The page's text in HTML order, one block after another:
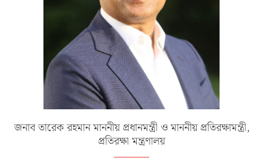
জনাব তারেক রহমান মাননীয় প্রধানমন্ত্রী ও মাননীয় প্রতিরক্ষামন্ত্রী,
প্রতিরক্ষা মন্ত্রণালয়